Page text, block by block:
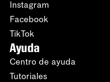
Instagram
Facebook
TikTok
Ayuda
Centro de ayuda
Tutoriales